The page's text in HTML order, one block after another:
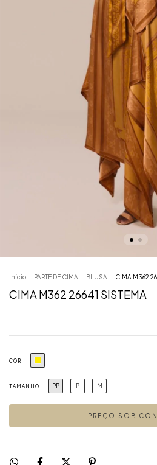
Início PARTE DE CIMA BLUSA CIMA M362
CIMA M362 26641 SISTEMA
COR
TAMANHO PP P M